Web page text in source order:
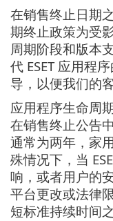
在销售终止日期
期终止政策为受
周期阶段和版本
代 ESET 应用程
导，以便我们的
应用程序生命周
在销售终止公告
通常为两年，家
殊情况下，当
响，或者用户的
平台更改或法律
短标准持续时间